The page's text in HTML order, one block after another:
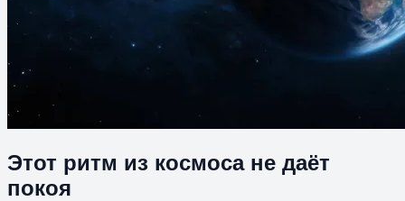
Этот ритм из космоса не даёт
покоя